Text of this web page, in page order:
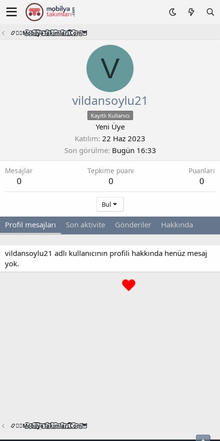
📿🧙‍♂️M͜͡o͜͡b͜͡i͜͡l͜͡y͜͡a͜͡T͜͡a͜͡k͜͡i͜͡m͜͡l͜͡a͜͡r͜͡i͜͡.͜͡C͜͡o͜͡m͜͡🦉
V
vildansoylu21
Kayıtlı Kullanıcı
Yeni Üye
Katılım 22 Haz 2023
Son görülme Bugün 16:33
Mesajlar
0
Tepkime puanı
0
Puanları
0
Bul
Profil mesajları Son aktivite Gönderiler Hakkında
vildansoylu21 adlı kullanıcının profili hakkında henüz mesaj
yok.
📿🧙‍♂️M͜͡o͜͡b͜͡i͜͡l͜͡y͜͡a͜͡T͜͡a͜͡k͜͡i͜͡m͜͡l͜͡a͜͡r͜͡i͜͡.͜͡C͜͡o͜͡m͜͡🦉